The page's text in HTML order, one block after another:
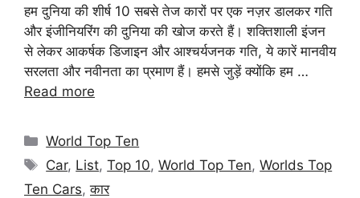
हम दुनिया की शीर्ष 10 सबसे तेज कारों पर एक नज़र डालकर गति
और इंजीनियरिंग की दुनिया की खोज करते हैं। शक्तिशाली इंजन
से लेकर आकर्षक डिजाइन और आश्चर्यजनक गति, ये कारें मानवीय
सरलता और नवीनता का प्रमाण हैं। हमसे जुड़ें क्योंकि हम …
Read more
Categories
World Top Ten
Tags
Car, List,Top 10,World Top Ten,Worlds Top
Ten Cars,कार